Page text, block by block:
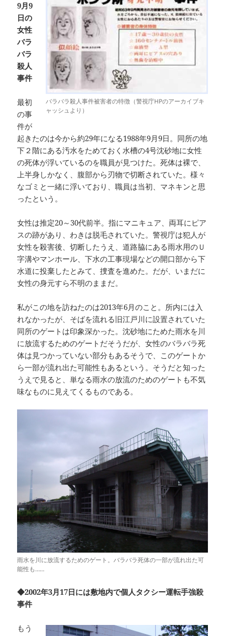
バラバラ殺人事件被害者の特徴（警視庁HPのアーカイブキ
ャッシュより）
9月9
日の
女性
バラ
バラ
殺人
事件
最初
の事
件が
起きたのは今から約29年になる1988年9月9日。同所の地
下２階にある汚水をためておく水槽の4号沈砂地に女性
の死体が浮いているのを職員が見つけた。死体は裸で、
上半身しかなく、腹部から刃物で切断されていた。様々
なゴミと一緒に浮いており、職員は当初、マネキンと思
ったという。
女性は推定20～30代前半。指にマニキュア、両耳にピア
スの跡があり、わきは脱毛されていた。警視庁は犯人が
女性を殺害後、切断したうえ、道路脇にある雨水用のＵ
字溝やマンホール、下水の工事現場などの開口部から下
水道に投棄したとみて、捜査を進めた。だが、いまだに
女性の身元すら不明のままだ。
私がこの地を訪ねたのは2013年6月のこと。所内には入
れなかったが、そばを流れる旧江戸川に設置されていた
同所のゲートは印象深かった。沈砂地にためた雨水を川
に放流するためのゲートだそうだが、女性のバラバラ死
体は見つかっていない部分もあるそうで、このゲートか
ら一部が流れ出た可能性もあるという。そうだと知った
うえで見ると、単なる雨水の放流のためのゲートも不気
味なものに見えてくるものである。
雨水を川に放流するためのゲート。バラバラ死体の一部が流れ出た可
能性も……
◆2002年3月17日には敷地内で個人タクシー運転手強殺
事件
もう